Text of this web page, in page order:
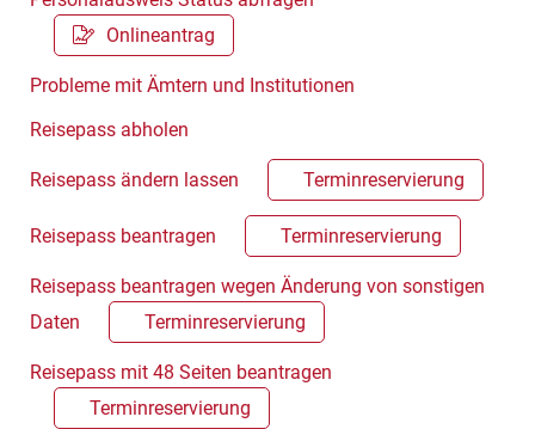
Onlineantrag
Probleme mit Ämtern und Institutionen
Reisepass abholen
Reisepass ändern lassen Terminreservierung
Reisepass beantragen Terminreservierung
Reisepass beantragen wegen Änderung von sonstigen
Daten
Terminreservierung
Reisepass mit 48 Seiten beantragen
Terminreservierung